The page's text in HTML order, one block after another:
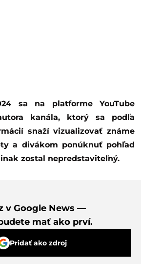
kanála, ktorý sa podľa
snaží vizualizovať známe
a divákom ponúknuť pohľad
zostal nepredstaviteľný.
v Google News —
mať ako prví.
Pridať ako zdroj